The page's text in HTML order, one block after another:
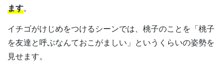
ます。
イチゴがけじめをつけるシーンでは、桃子のことを「桃子
を友達と呼ぶなんておこがましい」というくらいの姿勢を
見せます。